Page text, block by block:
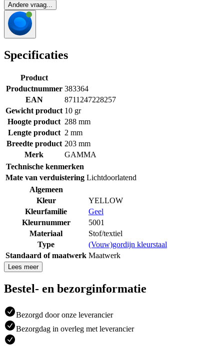
Andere vraag...
Specificaties
Product
Productnummer 383364
EAN
8711247228257
Gewicht product 10 gr
Hoogte product 288 mm
Lengte product 2 mm
Breedte product 203 mm
Merk
GAMMA
Technische kenmerken
Mate van verduistering Lichtdoorlatend
Algemeen
Kleur
YELLOW
Kleurfamilie
Geel
Kleurnummer
5001
Materiaal
Stof/textiel
Type
(Vouw)gordijn kleurstaal
Standaard of maatwerk Maatwerk
Lees meer
Bestel- en bezorginformatie
Bezorgd door onze leverancier
Bezorgdag in overleg met leverancier